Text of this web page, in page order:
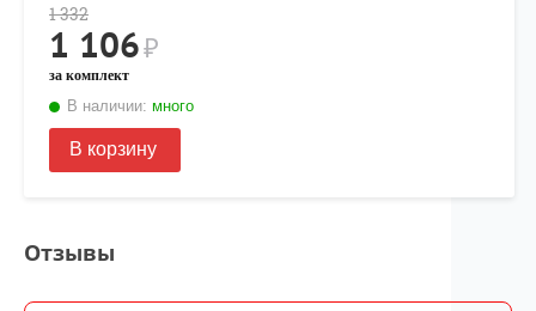
1 332
1 106₽
за комплект
В наличии: много
В корзину
Отзывы